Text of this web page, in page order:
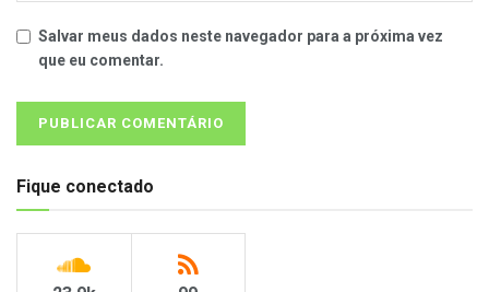
Salvar meus dados neste navegador para a próxima vez
que eu comentar.
Fique conectado